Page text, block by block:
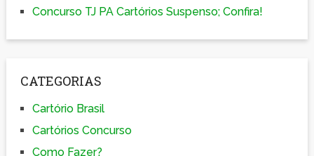
Concurso TJ PA Cartórios Suspenso; Confira!
CATEGORIAS
Cartório Brasil
Cartórios Concurso
Como Fazer?